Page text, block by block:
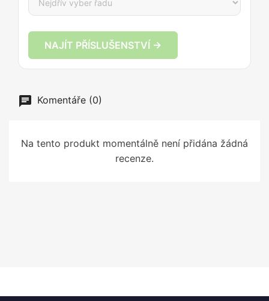
NAJÍT PŘÍSLUŠENSTVÍ →
Komentáře (0)
Na tento produkt momentálně není přidána žádná
recenze.